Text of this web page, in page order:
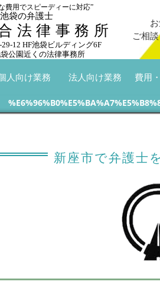
法律事務所
費用でスピーディーに対応”
池袋の弁護士
12 HF池袋ビルディング6F
公園近くの法律事務所
ご相談
人向け業務 法人向け業務 費用
新座市で弁護士